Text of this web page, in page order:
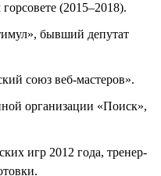
(2015–2018).
бывший депутат
союз веб-мастеров».
организации «Поиск»,
игр 2012 года, тренер-